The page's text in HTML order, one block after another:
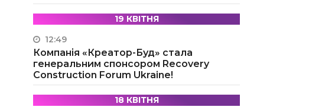
19 КВІТНЯ
12:49
Компанія «Креатор-Буд» стала
генеральним спонсором Recovery
Construction Forum Ukraine!
18 КВІТНЯ